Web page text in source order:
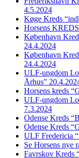
4.5.2024
Køge Kreds
Horsens
København
24.4.2024
København
24.4.2024
ULF-ungdom
Århus”
Horsens kreds
ULF-ungdom
7.3.2024
Odense Kreds
Odense Kreds
ULF Fredericia
Se Horsens nye
Favrskov Kreds